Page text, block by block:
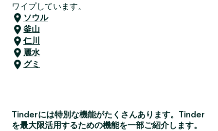
ワイプしています。
ソウル
釜山
仁川
麗水
グミ
Tinderには特別な機能がたくさんあります。Tinder
を最大限活用するための機能を一部ご紹介します。